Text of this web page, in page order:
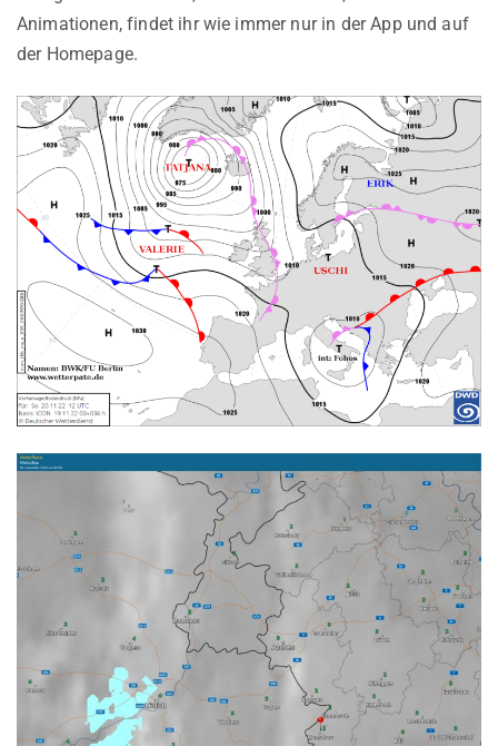
Animationen, findet ihr wie immer nur in der App und auf
der Homepage.